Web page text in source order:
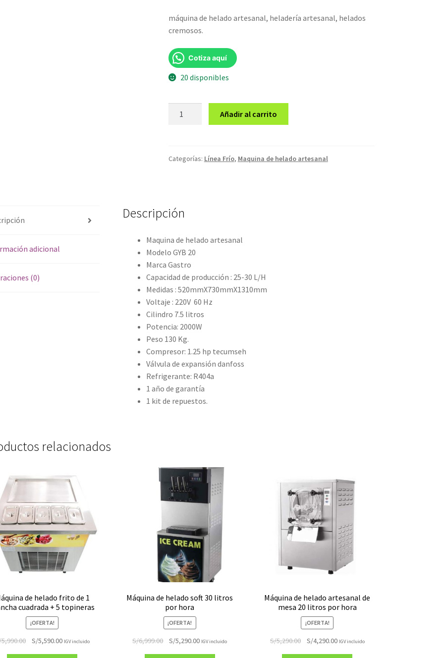
máquina de helado artesanal, heladería artesanal, helados
cremosos.
Cotiza aquí
20 disponibles
30
cantidad
Añadir al carrito
Categorías: Línea Frío, Maquina de helado artesanal
adicional
(0)
Descripción
Maquina de helado artesanal
Modelo GYB 20
Marca Gastro
Capacidad de producción : 25-30 L/H
Medidas : 520mmX730mmX1310mm
Voltaje : 220V 60 Hz
Cilindro 7.5 litros
Potencia: 2000W
Peso 130 Kg.
Compresor: 1.25 hp tecumseh
Válvula de expansión danfoss
Refrigerante: R404a
1 año de garantía
1 kit de repuestos.
relacionados
de helado frito de 1
cuadrada + 5 topineras
¡OFERTA!
5,990.00 S/5,590.00ElIGV incluido
Máquina de helado soft 30 litros
por hora
¡OFERTA!
S/6,999.00
ElS/5,290.00ElIGV incluido
Máquina de helado artesanal de
mesa 20 litros por hora
¡OFERTA!
S/5,290.00 S/4,290.00ElIGV incluido